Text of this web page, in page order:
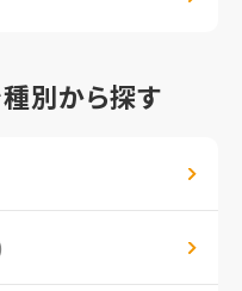
別から探す